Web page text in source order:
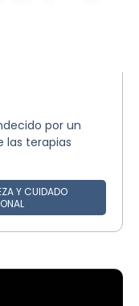
por un
las terapias
Y CUIDADO